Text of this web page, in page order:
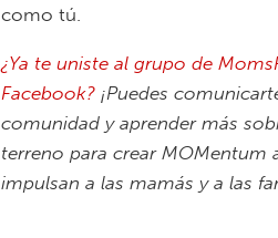
como tú.
¿Ya te uniste al grupo de
Facebook? ¡Puedes
comunidad y aprender más
terreno para crear MOMentum
impulsan a las mamás y a las